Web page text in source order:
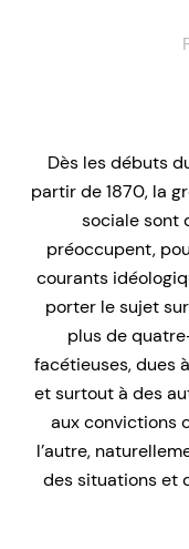
Dès les débuts
partir de 1870, la
sociale sont
préoccupent,
courants
porter le sujet
plus de
facétieuses, dues
et surtout à des
aux convictions
l’autre,
des situations et